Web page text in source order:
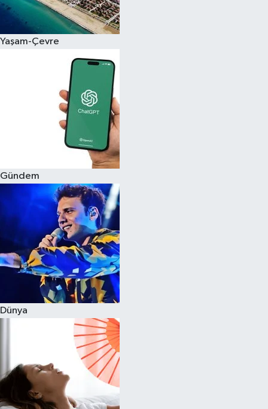
Yaşam-Çevre
Gündem
Dünya
Siyaset
Teknoloji
Televizyon
Yaşam-Çevre